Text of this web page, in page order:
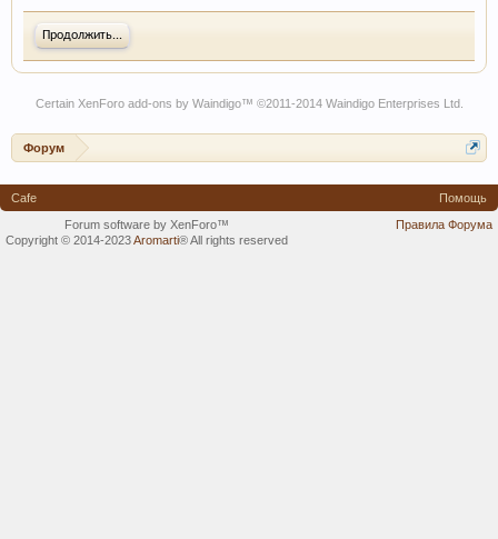
Продолжить...
Certain XenForo add-ons by Waindigo™ ©2011-2014 Waindigo Enterprises Ltd.
Форум
Cafe
Помощь
Правила Форума
Forum software by XenForo™
Copyright © 2014-2023Aromarti®All rights reserved